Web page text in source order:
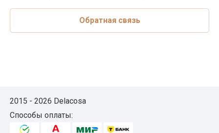
Обратная связь
2015 - 2026 Delacosa
Способы оплаты: